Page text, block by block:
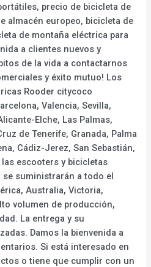
precio de bicicleta de
almacén europeo, bicicleta de
de montaña eléctrica para
a clientes nuevos y
de la vida a contactarnos
y éxito mutuo! Los
Rooder citycoco
Valencia, Sevilla,
Elche, Las Palmas,
de Tenerife, Granada, Palma
Cádiz-Jerez, San Sebastián,
escooters y bicicletas
suministrarán a todo el
Australia, Victoria,
volumen de producción,
La entrega y su
Damos la bienvenida a
Si está interesado en
o tiene que cumplir con un